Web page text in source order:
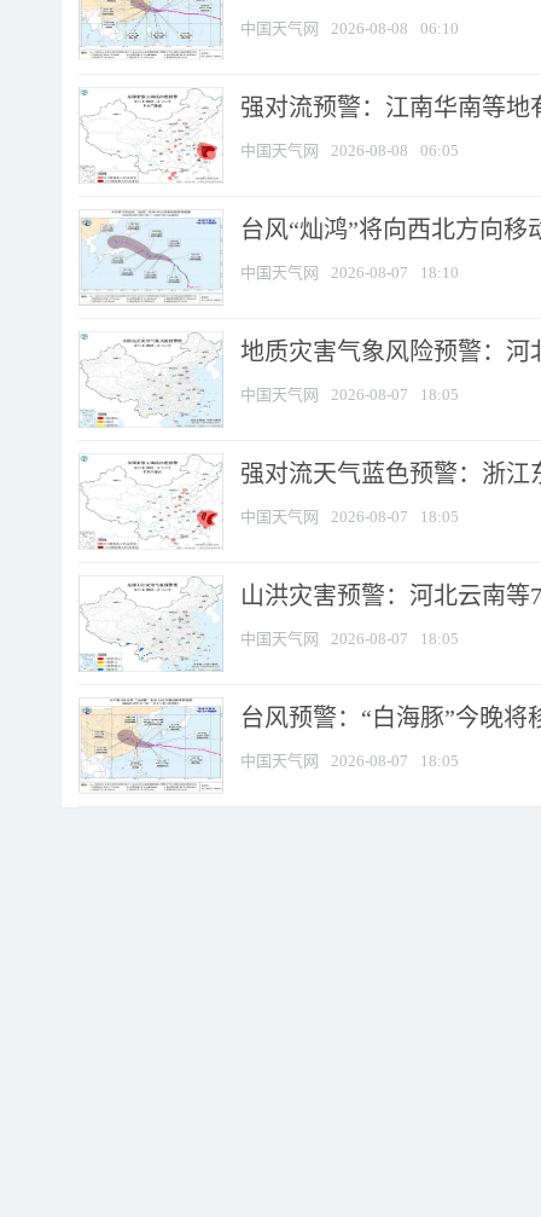
中国天气网 2026-08-08 06:10
强对流预警：江南华南等地
中国天气网 2026-08-08 06:05
台风“灿鸿”将向西北方向移
中国天气网 2026-08-07 18:10
地质灾害气象风险预警：河
中国天气网 2026-08-07 18:05
强对流天气蓝色预警：浙江
中国天气网 2026-08-07 18:05
山洪灾害预警：河北云南
中国天气网 2026-08-07 18:05
台风预警：“白海豚”今晚将
中国天气网 2026-08-07 18:05